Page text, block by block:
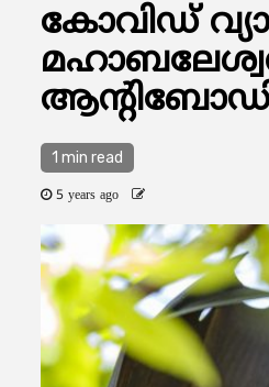
കോവിഡ്
1 min read
5 years ago